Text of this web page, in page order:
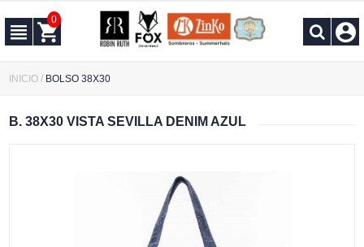
0
INICIO / BOLSO 38X30
B. 38X30 VISTA SEVILLA DENIM AZUL